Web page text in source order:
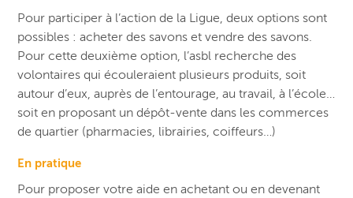
Pour participer à l’action de la Ligue, deux options sont
possibles : acheter des savons et vendre des savons.
Pour cette deuxième option, l’asbl recherche des
volontaires qui écouleraient plusieurs produits, soit
autour d’eux, auprès de l’entourage, au travail, à l’école…
soit en proposant un dépôt-vente dans les commerces
de quartier (pharmacies, librairies, coiffeurs…)
En pratique
Pour proposer votre aide en achetant ou en devenant